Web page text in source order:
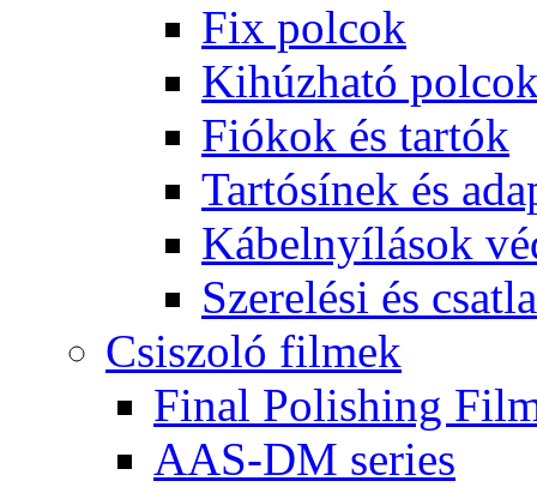
Fix polcok
Kihúzható
Fiókok és tartók
Tartósínek és
Kábelnyílások
Szerelési és
Csiszoló filmek
Final Polishing
AAS-DM series